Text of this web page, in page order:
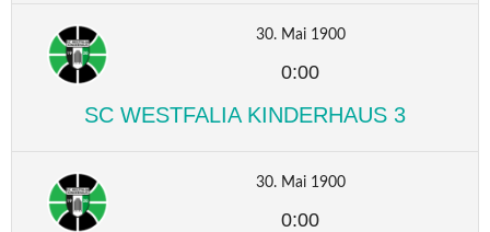
30. Mai 1900
0:00
SC WESTFALIA KINDERHAUS 3
30. Mai 1900
0:00